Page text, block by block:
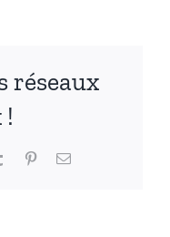
réseaux
!
Tumblr PinterestEmail